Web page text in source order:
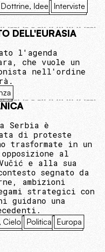
Idee
Interviste
DELL'EURASIA
l'agenda
che vuole un
nell'ordine
Serbia è
di proteste
trasformate in un
al
e alla sua
segnato da
ambizioni
strategici con
guidano una
Cielo Politica Europa